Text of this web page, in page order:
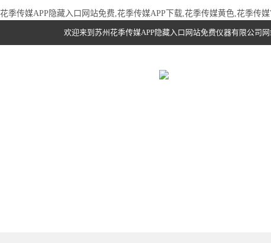
花季传媒APP隐藏入口网站免费,花季传媒APP下载,花季传媒黄色,花季传
欢迎来到苏州花季传媒APP隐藏入口网站免费仪器有限公